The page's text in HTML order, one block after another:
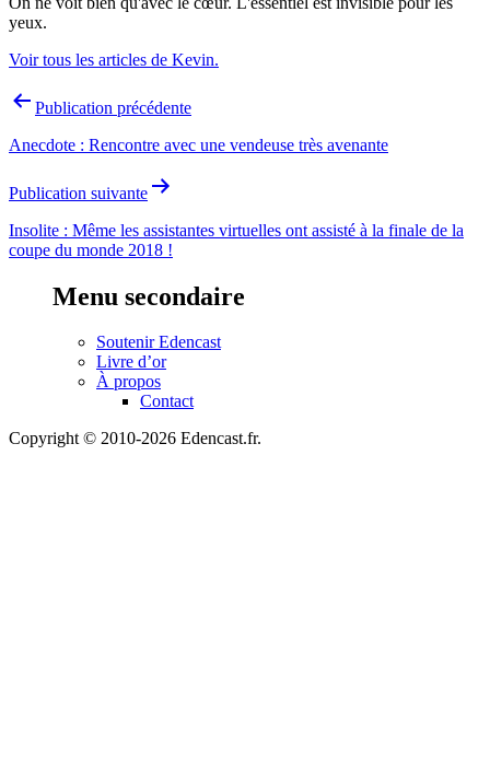
yeux.
Voir tous les articles de Kevin.
Navigation
l’article
Publication précédente
Anecdote : Rencontre avec une vendeuse très avenante
Publication suivante
Insolite : Même les assistantes virtuelles ont assisté à la finale de la
coupe du monde 2018 !
Menu secondaire
Soutenir Edencast
Livre d’or
À propos
Contact
Copyright © 2010-2026 Edencast.fr.